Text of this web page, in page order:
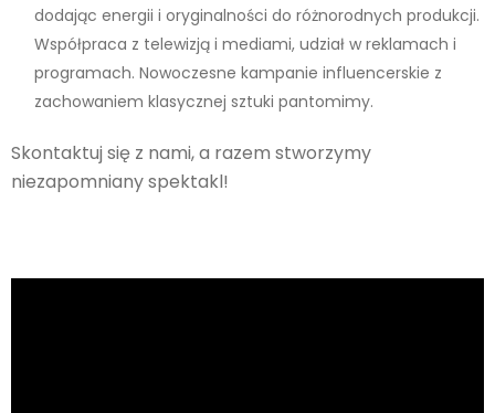
dodając energii i oryginalności do różnorodnych produkcji.
Współpraca z telewizją i mediami, udział w reklamach i
programach. Nowoczesne kampanie influencerskie z
zachowaniem klasycznej sztuki pantomimy.
Skontaktuj się z nami, a razem stworzymy
niezapomniany spektakl!